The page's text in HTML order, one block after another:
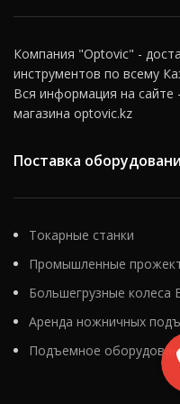
Компания "Optovic" -
инструментов по всему
Вся информация на сайте
магазина optovic.kz
Поставка
Токарные станки
Промышленные
Большегрузные колеса
Аренда ножничных
Подъемное